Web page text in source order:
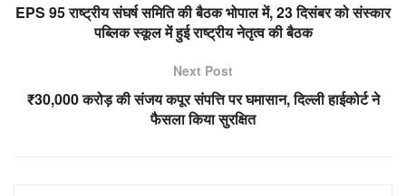
EPS 95 राष्ट्रीय संघर्ष समिति की बैठक भोपाल में, 23 दिसंबर को संस्कार
पब्लिक स्कूल में हुई राष्ट्रीय नेतृत्व की बैठक
Next Post
₹30,000 करोड़ की संजय कपूर संपत्ति पर घमासान, दिल्ली हाईकोर्ट ने
फैसला किया सुरक्षित